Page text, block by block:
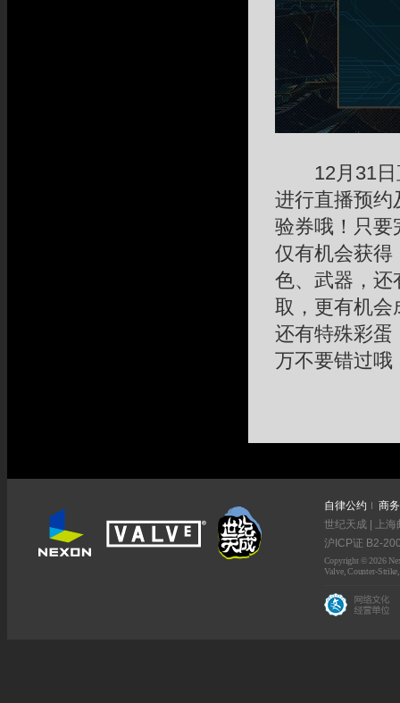
12月31日直
进行直播预约
验券哦！只要
仅有机会获得
色、武器，还
取，更有机会
还有特殊彩蛋
万不要错过哦
自律公约
商
世纪天成 | 上
沪ICP证 B2-
Copyright © 2026
Valve, Counter-